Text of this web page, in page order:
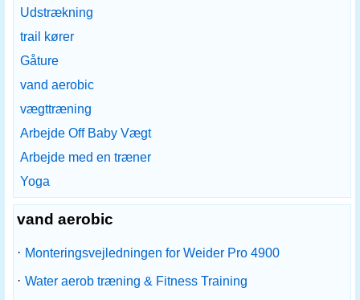
Udstrækning
trail kører
Gåture
vand aerobic
vægttræning
Arbejde Off Baby Vægt
Arbejde med en træner
Yoga
vand aerobic
· Monteringsvejledningen for Weider Pro 4900
· Water aerob træning & Fitness Training